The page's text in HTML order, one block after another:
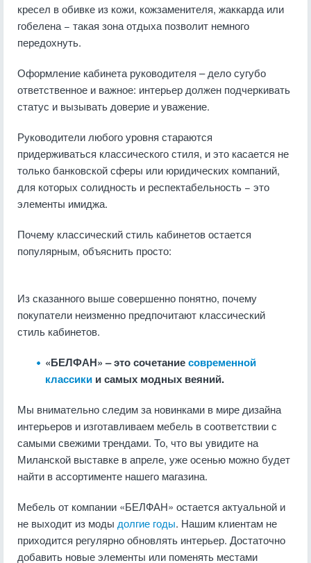
кресел в обивке из кожи, кожзаменителя, жаккарда или
гобелена − такая зона отдыха позволит немного
передохнуть.
Оформление кабинета руководителя – дело сугубо
ответственное и важное: интерьер должен подчеркивать
статус и вызывать доверие и уважение.
Руководители любого уровня стараются
придерживаться классического стиля, и это касается не
только банковской сферы или юридических компаний,
для которых солидность и респектабельность − это
элементы имиджа.
Почему классический стиль кабинетов остается
популярным, объяснить просто:
Из сказанного выше совершенно понятно, почему
покупатели неизменно предпочитают классический
стиль кабинетов.
«БЕЛФАН» – это сочетаниесовременной
классики и самых модных веяний.
Мы внимательно следим за новинками в мире дизайна
интерьеров и изготавливаем мебель в соответствии с
самыми свежими трендами. То, что вы увидите на
Миланской выставке в апреле, уже осенью можно будет
найти в ассортименте нашего магазина.
Мебель от компании «БЕЛФАН» остается актуальной и
не выходит из моды долгие годы. Нашим клиентам не
приходится регулярно обновлять интерьер. Достаточно
добавить новые элементы или поменять местами